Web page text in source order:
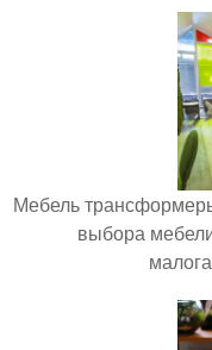
Мебель
выбора